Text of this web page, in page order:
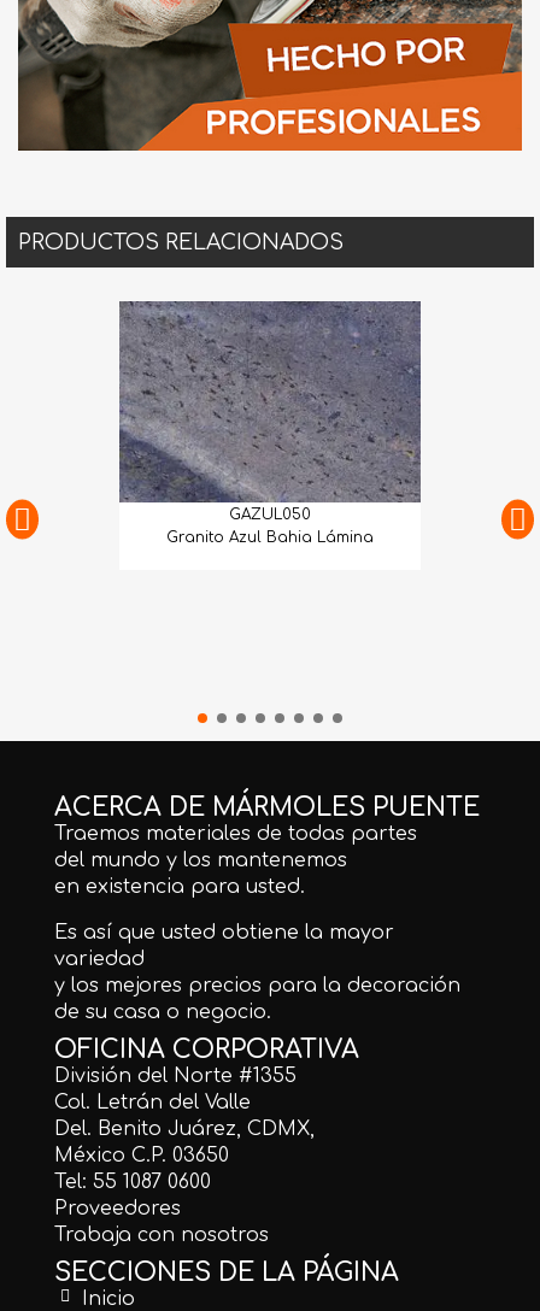
PRODUCTOS RELACIONADOS
GAZUL050
Granito Azul Bahia Lámina
ACERCA DE MÁRMOLES PUENTE
Traemos materiales de todas partes
del mundo y los mantenemos
en existencia para usted.
Es así que usted obtiene la mayor
variedad
y los mejores precios para la decoración
de su casa o negocio.
OFICINA CORPORATIVA
División del Norte #1355
Col. Letrán del Valle
Del. Benito Juárez, CDMX,
México C.P. 03650
Tel: 55 1087 0600
Proveedores
Trabaja con nosotros
SECCIONES DE LA PÁGINA
Inicio